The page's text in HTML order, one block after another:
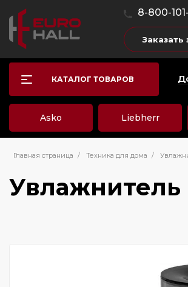
8-800-
Заказать
КАТАЛОГ ТОВАРОВ
Asko Liebherr
Главная страница / Техника для дома /
Увлажнитель